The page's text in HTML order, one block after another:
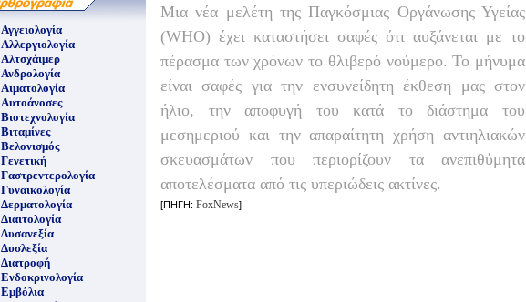
Αγγειολογία
Αλλεργιολογία
Αλτσχάιμερ
Ανδρολογία
Αιματολογία
Αυτοάνοσες
Βιοτεχνολογία
Βιταμίνες
Βελονισμός
Γενετική
Γαστρεντερολογία
Γυναικολογία
Δερματολογία
Διαιτολογία
Δυσανεξία
Δυσλεξία
Διατροφή
Ενδοκρινολογία
Εμβόλια
Μια νέα μελέτη της Παγκόσμιας Οργάνωσης Υγείας
(WHO) έχει καταστήσει σαφές ότι αυξάνεται με το
πέρασμα των χρόνων το θλιβερό νούμερο. Το μήνυμα
είναι σαφές για την ενσυνείδητη έκθεση μας στον
ήλιο, την αποφυγή του κατά το διάστημα του
μεσημεριού και την απαραίτητη χρήση αντιηλιακών
σκευασμάτων που περιορίζουν τα ανεπιθύμητα
αποτελέσματα από τις υπεριώδεις ακτίνες.
[ΠΗΓΗ: FoxNews]